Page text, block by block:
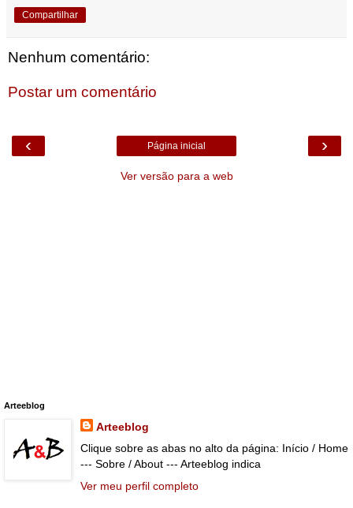
Compartilhar
Nenhum comentário:
Postar um comentário
‹ ›
Página inicial
Ver versão para a web
Arteeblog
Arteeblog
Clique sobre as abas no alto da página: Início / Home
--- Sobre / About --- Arteeblog indica
Ver meu perfil completo